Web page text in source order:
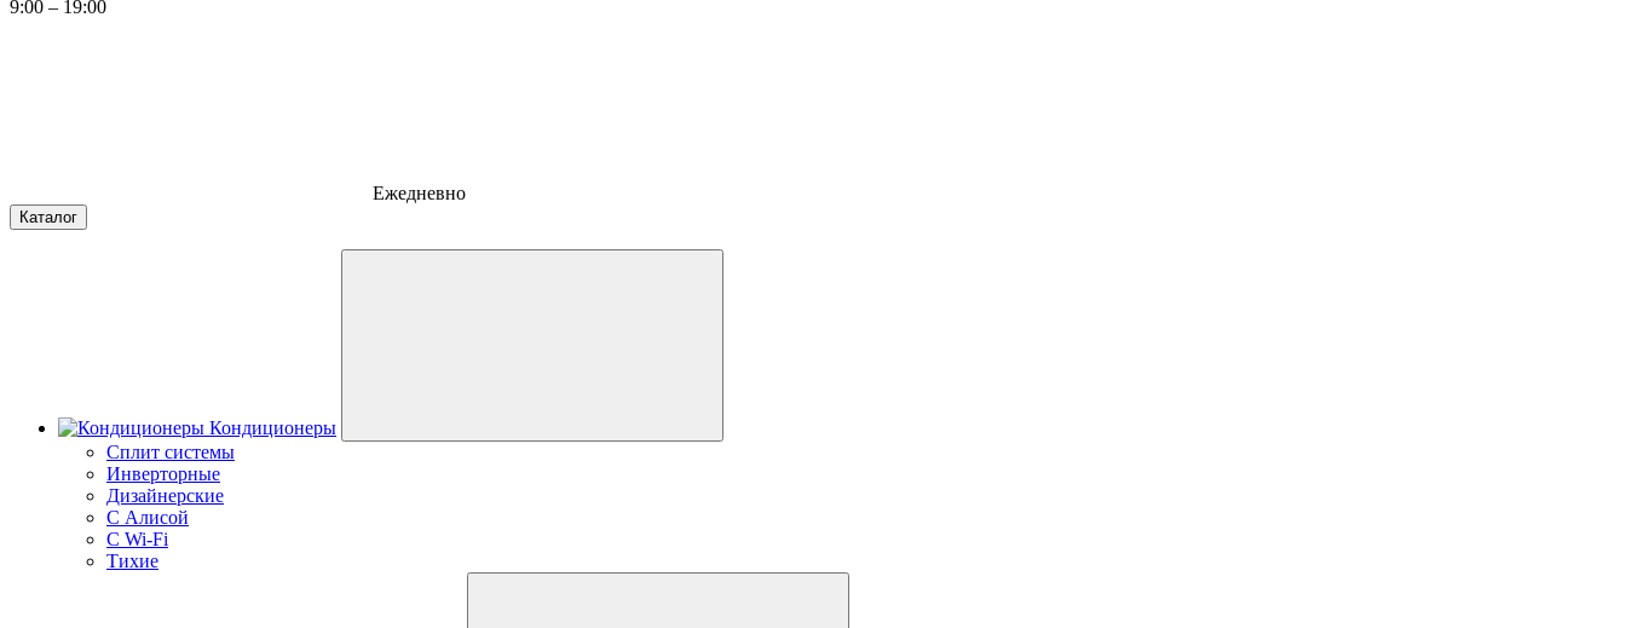
9:00 – 19:00
Ежедневно
Каталог
Кондиционеры
Сплит системы
Инверторные
Дизайнерские
С Алисой
C Wi-Fi
Тихие